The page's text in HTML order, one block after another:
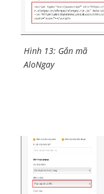
Hình 13: Gắn mã
AloNgay